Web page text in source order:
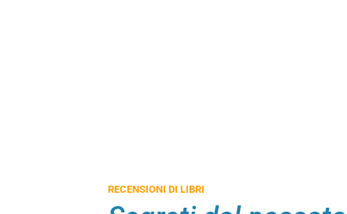
RECENSIONI DI LIBRI